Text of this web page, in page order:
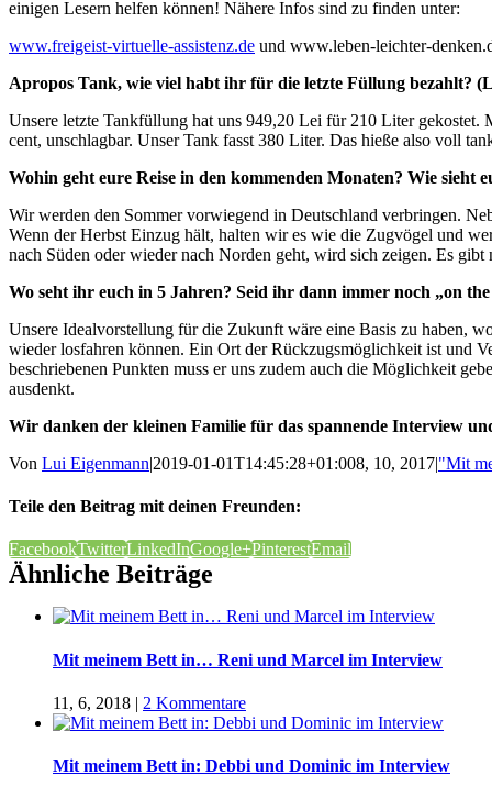
einigen Lesern helfen können! Nähere Infos sind zu finden unter:
www.freigeist-virtuelle-assistenz.de und www.leben-leichter-
Apropos Tank, wie viel habt ihr für die letzte Füllung bezahlt?
Unsere letzte Tankfüllung hat uns 949,20 Lei für 210 Liter
cent, unschlagbar. Unser Tank fasst 380 Liter. Das hieße also voll
Wohin geht eure Reise in den kommenden Monaten? Wie sieht
Wir werden den Sommer vorwiegend in Deutschland verbringen.
Wenn der Herbst Einzug hält, halten wir es wie die Zugvögel und
nach Süden oder wieder nach Norden geht, wird sich zeigen. Es
Wo seht ihr euch in 5 Jahren? Seid ihr dann immer noch „on
Unsere Idealvorstellung für die Zukunft wäre eine Basis zu haben,
wieder losfahren können. Ein Ort der Rückzugsmöglichkeit ist und
beschriebenen Punkten muss er uns zudem auch die Möglichkeit
ausdenkt.
Wir danken der kleinen Familie für das spannende Interview
Von Lui Eigenmann|2019-01-01T14:45:28+01:008, 10, 2017|"Mit
Teile den Beitrag mit deinen Freunden:
FacebookTwitterLinkedInGoogle+PinterestEmail
Ähnliche Beiträge
Mit meinem Bett in… Reni und Marcel im Interview
11, 6, 2018 | 2 Kommentare
Mit meinem Bett in: Debbi und Dominic im Interview